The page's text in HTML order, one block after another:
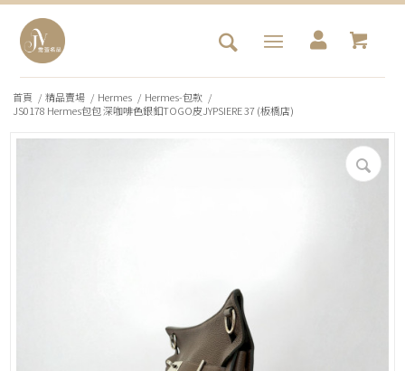
首頁 / 精品賣場 / Hermes / Hermes-包款 /
JS0178 Hermes包包 深咖啡色銀釦TOGO皮JYPSIERE 37 (板橋店)